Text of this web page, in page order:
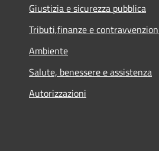
Giustizia e sicurezza pubblica
Tributi,finanze e
Ambiente
Salute, benessere e assistenza
Autorizzazioni